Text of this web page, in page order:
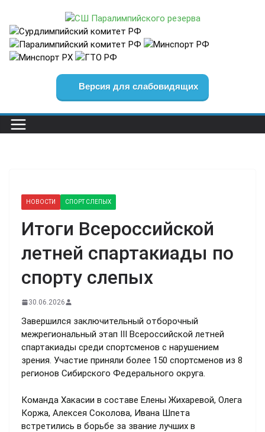
содержимому
Версия для слабовидящих
НОВОСТИ СПОРТ СЛЕПЫХ
Итоги Всероссийской
летней спартакиады по
спорту слепых
30.06.2026
Завершился заключительный отборочный
межрегиональный этап III Всероссийской летней
спартакиады среди спортсменов с нарушением
зрения. Участие приняли более 150 спортсменов из 8
регионов Сибирского Федерального округа.
Команда Хакасии в составе Елены Жихаревой, Олега
Коржа, Алексея Соколова, Ивана Шпета
встретились в борьбе за звание лучших в